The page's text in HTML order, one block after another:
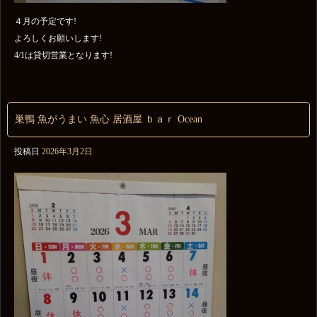
４月の予定です!
よろしくお願いします!
4/1は貸切営業となります!
巣鴨 魚がうまい 魚心 居酒屋 ｂａｒ Ocean
投稿日 2026年3月2日